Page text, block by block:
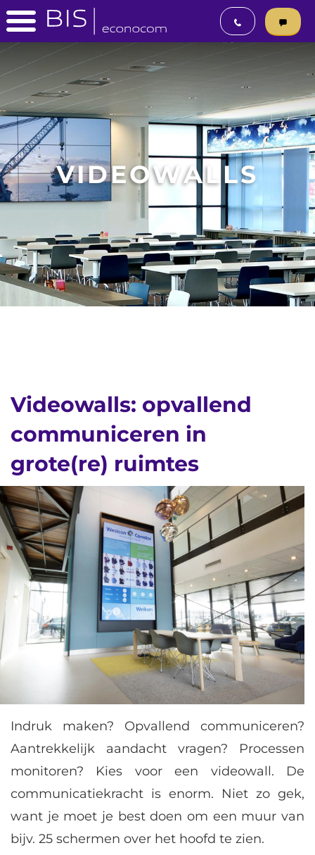
VIDEOWALLS
Videowalls: opvallend
communiceren in
grote(re) ruimtes
Indruk maken? Opvallend communiceren?
Aantrekkelijk aandacht vragen? Processen
monitoren? Kies voor een videowall. De
communicatiekracht is enorm. Niet zo gek,
want je moet je best doen om een muur van
bijv. 25 schermen over het hoofd te zien.